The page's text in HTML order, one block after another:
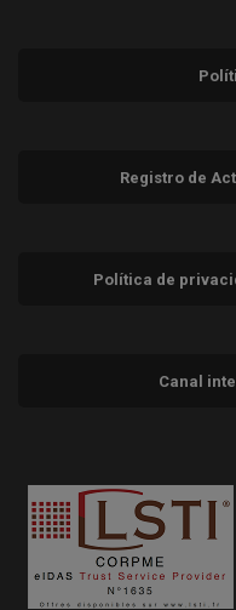
Registro de
Política de
Canal